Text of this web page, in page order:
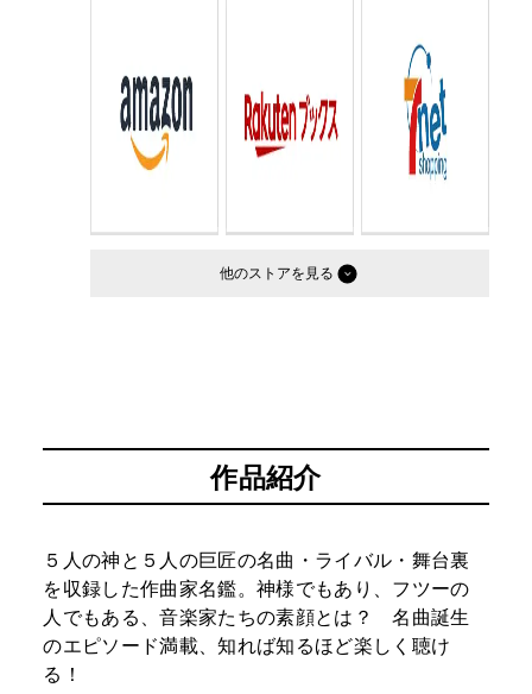
判型：
他のストア
作品紹介
５人の神と５人の巨匠の名曲・ライバル・舞台裏
を収録した作曲家名鑑。神様でもあり、フツーの
人でもある、音楽家たちの素顔とは？ 名曲誕生
のエピソード満載、知れば知るほど楽しく聴け
る！